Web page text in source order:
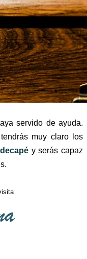
servido de ayuda.
muy claro los
y serás capaz